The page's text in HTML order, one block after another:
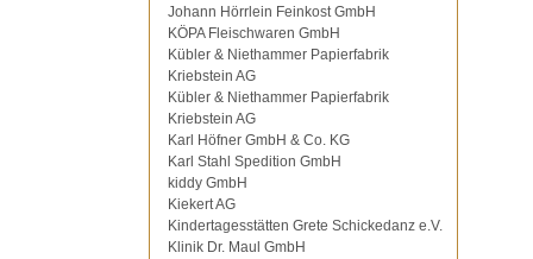
Johann Hörrlein Feinkost GmbH
KÖPA Fleischwaren GmbH
Kübler & Niethammer Papierfabrik
Kriebstein AG
Kübler & Niethammer Papierfabrik
Kriebstein AG
Karl Höfner GmbH & Co. KG
Karl Stahl Spedition GmbH
kiddy GmbH
Kiekert AG
Kindertagesstätten Grete Schickedanz e.V.
Klinik Dr. Maul GmbH